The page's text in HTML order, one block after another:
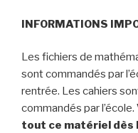
INFORMATIONS
Les fichiers de
sont commandés par
rentrée. Les cahiers
commandés par l’école.
tout ce matériel dès